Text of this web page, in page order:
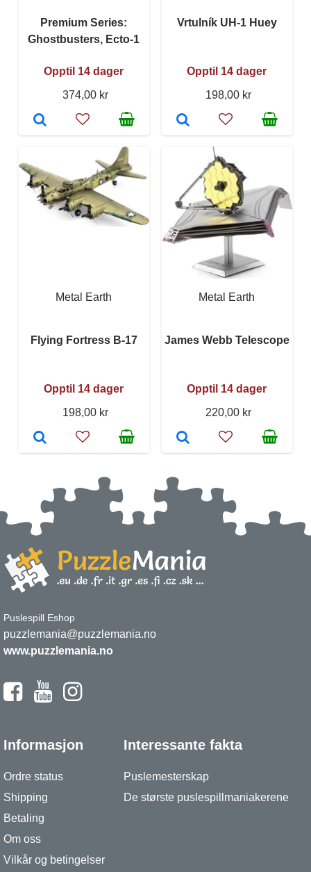
Premium Series:
Ghostbusters, Ecto-1
Opptil 14 dager
374,00 kr
Vrtulník UH-1 Huey
Opptil 14 dager
198,00 kr
Metal Earth
Flying Fortress B-17
Opptil 14 dager
198,00 kr
Metal Earth
James Webb Telescope
Opptil 14 dager
220,00 kr
Puslespill Eshop
puzzlemania@puzzlemania.no
www.puzzlemania.no
Informasjon
Ordre status
Shipping
Betaling
Om oss
Vilkår og betingelser
Interessante fakta
Puslemesterskap
De største puslespillmaniakerene